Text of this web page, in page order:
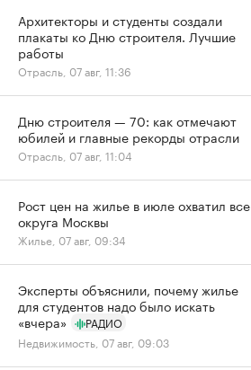
Архитекторы и студенты создали
плакаты ко Дню строителя. Лучшие
работы
Отрасль, 07 авг, 11:36
Дню строителя — 70: как отмечают
юбилей и главные рекорды отрасли
Отрасль, 07 авг, 11:04
Рост цен на жилье в июле охватил все
округа Москвы
Жилье, 07 авг, 09:34
Эксперты объяснили, почему жилье
для студентов надо было искать
«вчера»
РАДИО
Недвижимость, 07 авг, 09:03